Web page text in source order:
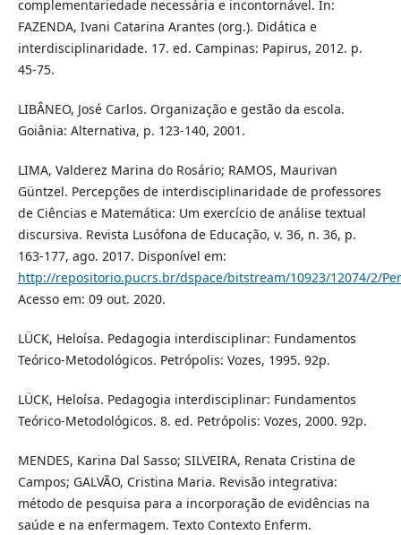
complementariedade necessária e incontornável. In:
FAZENDA, Ivani Catarina Arantes (org.). Didática e
interdisciplinaridade. 17. ed. Campinas: Papirus, 2012. p.
45-75.
LIBÂNEO, José Carlos. Organização e gestão da escola.
Goiânia: Alternativa, p. 123-140, 2001.
LIMA, Valderez Marina do Rosário; RAMOS, Maurivan
Güntzel. Percepções de interdisciplinaridade de professores
de Ciências e Matemática: Um exercício de análise textual
discursiva. Revista Lusófona de Educação, v. 36, n. 36, p.
163-177, ago. 2017. Disponível em:
http://repositorio.pucrs.br/dspace/bitstream/10923/12074/2/
Acesso em: 09 out. 2020.
LÜCK, Heloísa. Pedagogia interdisciplinar: Fundamentos
Teórico-Metodológicos. Petrópolis: Vozes, 1995. 92p.
LÜCK, Heloísa. Pedagogia interdisciplinar: Fundamentos
Teórico-Metodológicos. 8. ed. Petrópolis: Vozes, 2000. 92p.
MENDES, Karina Dal Sasso; SILVEIRA, Renata Cristina de
Campos; GALVÃO, Cristina Maria. Revisão integrativa:
método de pesquisa para a incorporação de evidências na
saúde e na enfermagem. Texto Contexto Enferm.